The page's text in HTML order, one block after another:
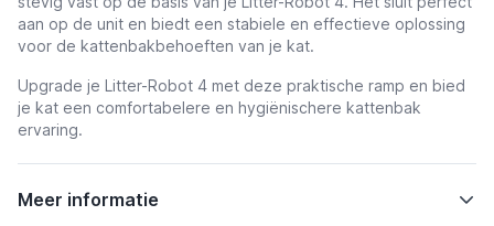
aan op de unit en biedt een stabiele en effectieve oplossing
voor de kattenbakbehoeften van je kat.
Upgrade je Litter-Robot 4 met deze praktische ramp en bied
je kat een comfortabelere en hygiënischere kattenbak
ervaring.
Meer informatie